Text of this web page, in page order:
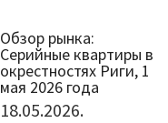
Обзор рынка:
Серийные квартиры в
окрестностях Риги, 1
мая 2026 года
18.05.2026.